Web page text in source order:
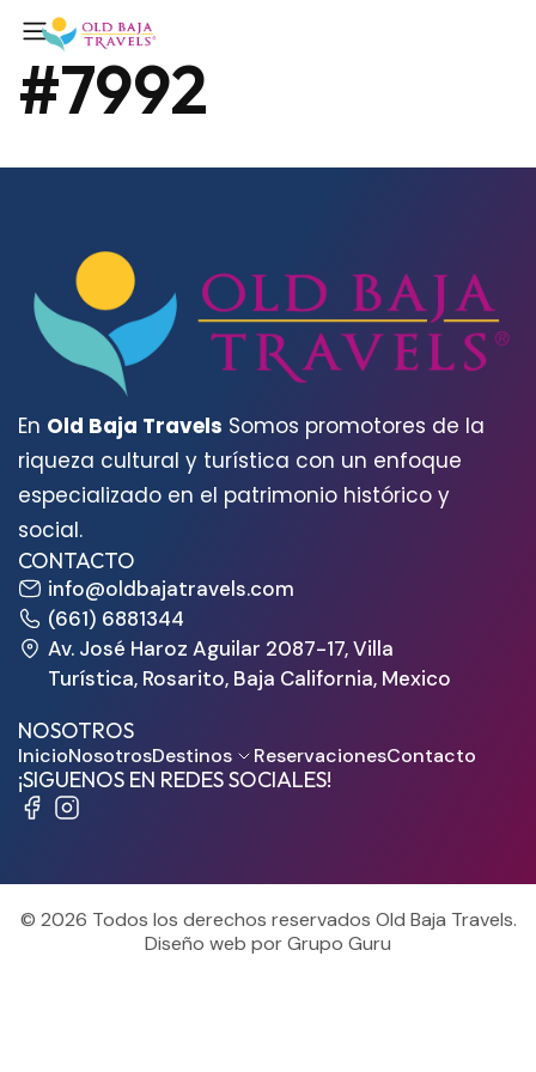
#7992
En Old Baja Travels Somos promotores de la
riqueza cultural y turística con un enfoque
especializado en el patrimonio histórico y
social.
CONTACTO
info@oldbajatravels.com
(661) 6881344
Av. José Haroz Aguilar 2087-17, Villa
Turística, Rosarito, Baja California, Mexico
NOSOTROS
InicioNosotrosDestinos ReservacionesContacto
¡SIGUENOS EN REDES SOCIALES!
© 2026 Todos los derechos reservados Old Baja Travels.
Diseño web por Grupo Guru